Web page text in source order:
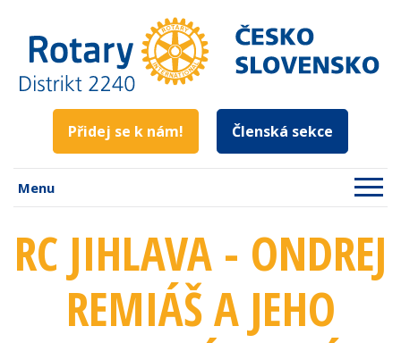
Přidej se k nám! Členská sekce
Menu
RC JIHLAVA - ONDREJ
REMIÁŠ A JEHO